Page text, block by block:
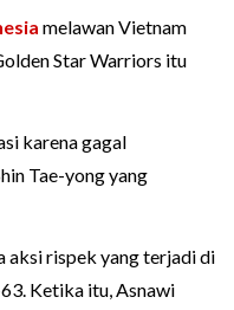
melawan Vietnam
Star Warriors itu
karena gagal
Tae-yong yang
aksi rispek yang terjadi di
Ketika itu, Asnawi